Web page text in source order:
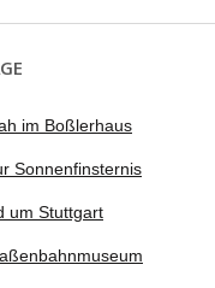
im Boßlerhaus
Sonnenfinsternis
um Stuttgart